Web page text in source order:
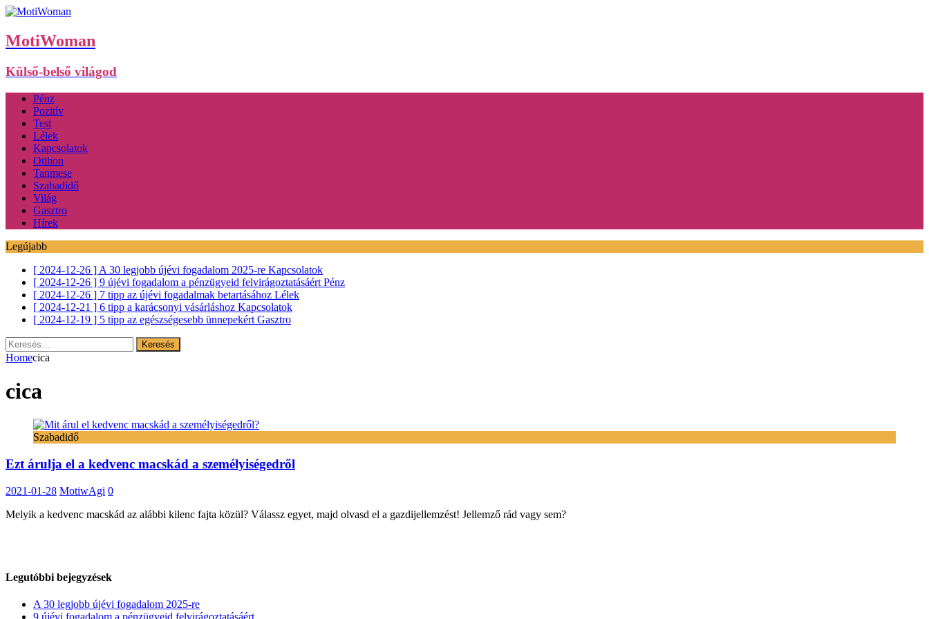
MotiWoman
Külső-belső világod
Pénz
Pozitív
Test
Lélek
Kapcsolatok
Otthon
Tanmese
Szabadidő
Világ
Gasztro
Hírek
Legújabb
[ 2024-12-26 ] A 30 legjobb újévi fogadalom 2025-re Kapcsolatok
[ 2024-12-26 ] 9 újévi fogadalom a pénzügyeid felvirágoztatásáért Pénz
[ 2024-12-26 ] 7 tipp az újévi fogadalmak betartásához Lélek
[ 2024-12-21 ] 6 tipp a karácsonyi vásárláshoz Kapcsolatok
[ 2024-12-19 ] 5 tipp az egészségesebb ünnepekért Gasztro
Keresés:
Homecica
cica
Szabadidő
Ezt árulja el a kedvenc macskád a személyiségedről
2021-01-28 MotiwAgi 0
Melyik a kedvenc macskád az alábbi kilenc fajta közül? Válassz egyet, majd olvasd el a gazdijellemzést! Jellemző rád vagy sem?
Legutóbbi bejegyzések
A 30 legjobb újévi fogadalom 2025-re